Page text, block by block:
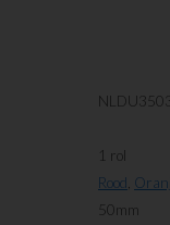
1 rol
Rood
50mm